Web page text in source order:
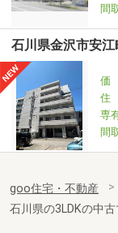
間
石川県金沢市安江
価
住
専
間
goo住宅・不動産
石川県の3LDKの中